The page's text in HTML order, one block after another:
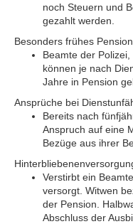
noch Steuern und
gezahlt werden.
Besonders frühes
Beamte der
können je nach
Jahre in Pension
Ansprüche bei
Bereits nach
Anspruch auf eine
Bezüge aus ihrer
Verstirbt ein
versorgt. Witwen
der Pension.
Abschluss der